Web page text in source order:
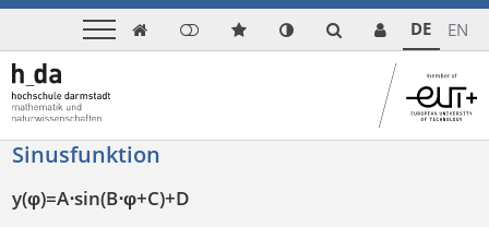
 DE EN
Sinusfunktion
y(φ)=A⋅sin(B⋅φ+C)+D